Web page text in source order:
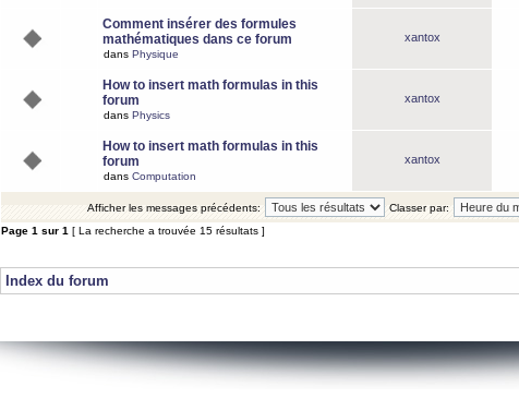
Comment insérer des formules
mathématiques dans ce forum
dans Physique
xantox
How to insert math formulas in this
forum
dans Physics
xantox
How to insert math formulas in this
forum
dans Computation
xantox
Afficher les messages précédents:
Classer par:
Page 1 sur 1 [ La recherche a trouvée 15 résultats ]
Index du forum